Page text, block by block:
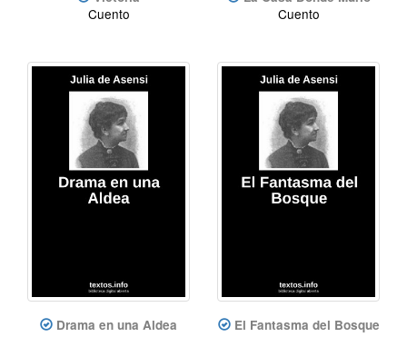
Cuento Cuento
Drama en una Aldea El Fantasma del Bosque